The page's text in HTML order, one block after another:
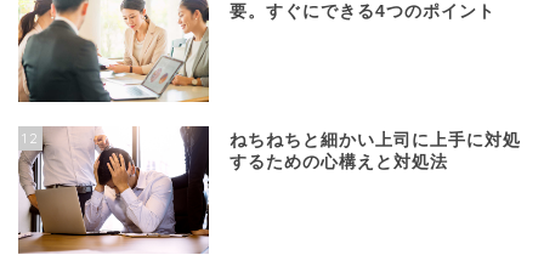
要。すぐにできる4つのポイント
12
ねちねちと細かい上司に上手に対処
するための心構えと対処法